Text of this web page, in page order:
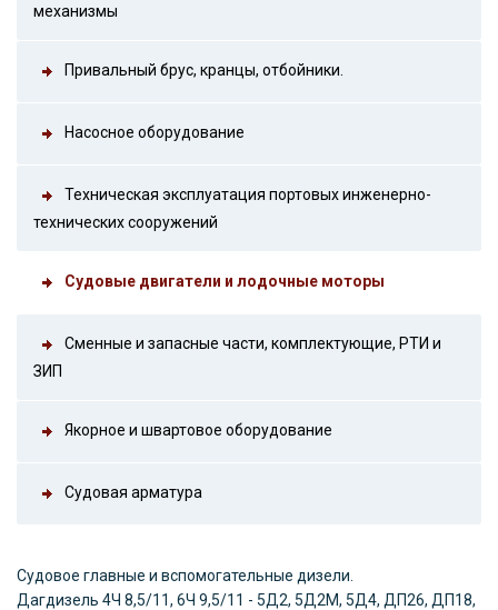
механизмы
Привальный брус, кранцы, отбойники.
Насосное оборудование
Техническая эксплуатация портовых инженерно-
технических сооружений
Судовые двигатели и лодочные моторы
Сменные и запасные части, комплектующие, РТИ и
ЗИП
Якорное и швартовое оборудование
Судовая арматура
Судовое главные и вспомогательные дизели.
Дагдизель 4Ч 8,5/11, 6Ч 9,5/11 - 5Д2, 5Д2М, 5Д4, ДП26, ДП18,